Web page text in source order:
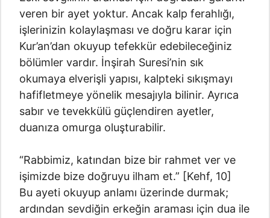
veren bir ayet yoktur. Ancak kalp ferahlığı,
işlerinizin kolaylaşması ve doğru karar için
Kur’an’dan okuyup tefekkür edebileceğiniz
bölümler vardır. İnşirah Suresi’nin sık
okumaya elverişli yapısı, kalpteki sıkışmayı
hafifletmeye yönelik mesajıyla bilinir. Ayrıca
sabır ve tevekkülü güçlendiren ayetler,
duanıza omurga oluşturabilir.
“Rabbimiz, katından bize bir rahmet ver ve
işimizde bize doğruyu ilham et.” [Kehf, 10]
Bu ayeti okuyup anlamı üzerinde durmak;
ardından sevdiğin erkeğin araması için dua ile